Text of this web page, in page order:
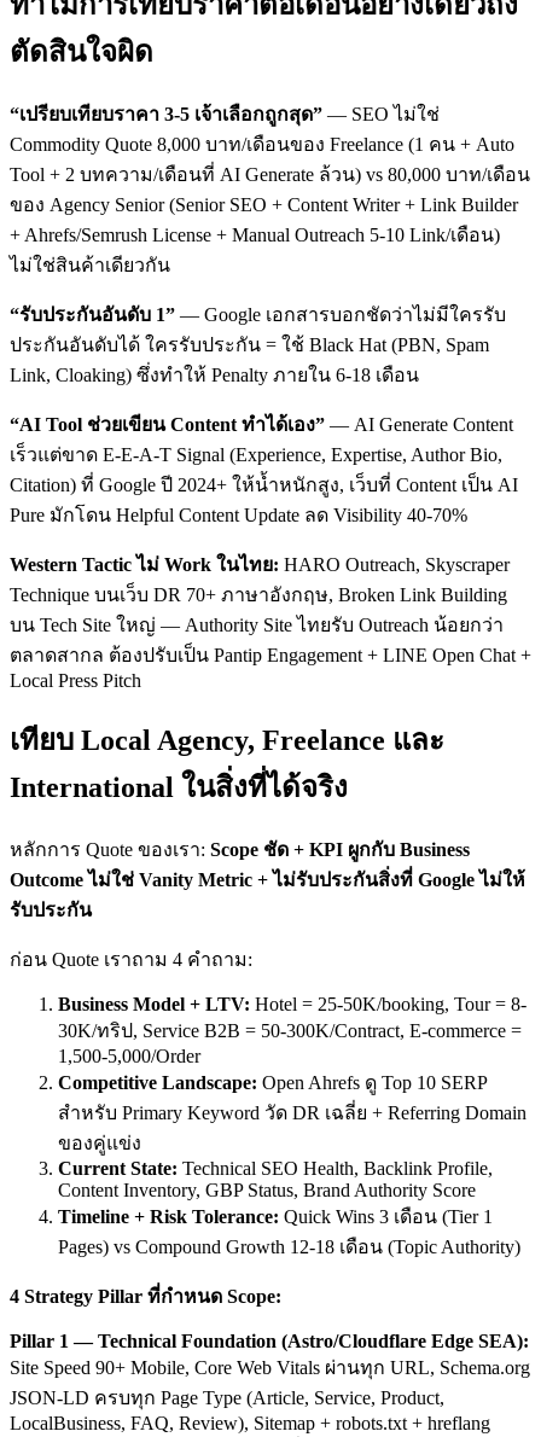
ตัดสินใจผิด
“เปรียบเทียบราคา 3-5 เจ้าเลือกถูกสุด” — SEO ไม่ใช่
Commodity Quote 8,000 บาท/เดือนของ Freelance (1 คน + Auto
Tool + 2 บทความ/เดือนที่ AI Generate ล้วน) vs 80,000 บาท/เดือน
ของ Agency Senior (Senior SEO + Content Writer + Link Builder
+ Ahrefs/Semrush License + Manual Outreach 5-10 Link/เดือน)
ไม่ใช่สินค้าเดียวกัน
“รับประกันอันดับ 1” — Google เอกสารบอกชัดว่าไม่มีใครรับ
ประกันอันดับได้ ใครรับประกัน = ใช้ Black Hat (PBN, Spam
Link, Cloaking) ซึ่งทำให้ Penalty ภายใน 6-18 เดือน
“AI Tool ช่วยเขียน Content ทำได้เอง” — AI Generate Content
เร็วแต่ขาด E-E-A-T Signal (Experience, Expertise, Author Bio,
Citation) ที่ Google ปี 2024+ ให้น้ำหนักสูง, เว็บที่ Content เป็น AI
Pure มักโดน Helpful Content Update ลด Visibility 40-70%
Western Tactic ไม่ Work ในไทย: HARO Outreach, Skyscraper
Technique บนเว็บ DR 70+ ภาษาอังกฤษ, Broken Link Building
บน Tech Site ใหญ่ — Authority Site ไทยรับ Outreach น้อยกว่า
ตลาดสากล ต้องปรับเป็น Pantip Engagement + LINE Open Chat +
Local Press Pitch
เทียบ Local Agency, Freelance และ
International ในสิ่งที่ได้จริง
หลักการ Quote ของเรา: Scope ชัด + KPI ผูกกับ Business
Outcome ไม่ใช่ Vanity Metric + ไม่รับประกันสิ่งที่ Google ไม่ให้
รับประกัน
ก่อน Quote เราถาม 4 คำถาม:
Business Model + LTV: Hotel = 25-50K/booking, Tour = 8-
30K/ทริป, Service B2B = 50-300K/Contract, E-commerce =
1,500-5,000/Order
Competitive Landscape: Open Ahrefs ดู Top 10 SERP
สำหรับ Primary Keyword วัด DR เฉลี่ย + Referring Domain
ของคู่แข่ง
Current State: Technical SEO Health, Backlink Profile,
Content Inventory, GBP Status, Brand Authority Score
Timeline + Risk Tolerance: Quick Wins 3 เดือน (Tier 1
Pages) vs Compound Growth 12-18 เดือน (Topic Authority)
4 Strategy Pillar ที่กำหนด Scope:
Pillar 1 — Technical Foundation (Astro/Cloudflare Edge SEA):
Site Speed 90+ Mobile, Core Web Vitals ผ่านทุก URL, Schema.org
JSON-LD ครบทุก Page Type (Article, Service, Product,
LocalBusiness, FAQ, Review), Sitemap + robots.txt + hreflang